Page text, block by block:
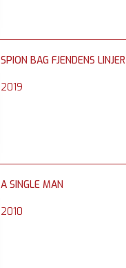
SPION BAG FJENDENS LINJER
2019
A SINGLE MAN
2010